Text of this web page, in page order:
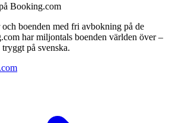
Booking.com
boenden med fri avbokning på de
har miljontals boenden världen över –
på svenska.